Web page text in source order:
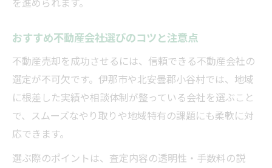
授
専門家に相談して安心の不動産売却を実現
書類準備から手続きまで効率化する方法
不動産売却でよくある手続きミスを防ぐポ
イント
スムーズに進めるための情報整理術を解説
おすすめ不動産会社選びのコツと注意点
不動産売却を成功させるには、信頼できる不動産会社の
選定が不可欠です。伊那市や北安曇郡小谷村では、地域
に根差した実績や相談体制が整っている会社を選ぶこと
で、スムーズなやり取りや地域特有の課題にも柔軟に対
応できます。
選ぶ際のポイントは、査定内容の透明性・手数料の説